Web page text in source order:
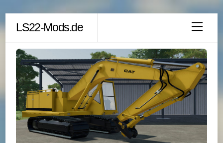
content
LS22-Mods.de